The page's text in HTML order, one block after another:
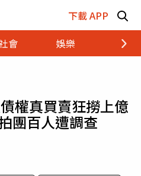
下載 APP
會 娛樂 財經
權真買賣狂撈上億
團百人遭調查